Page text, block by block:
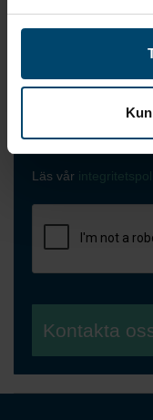
Läs vår
Kontakta